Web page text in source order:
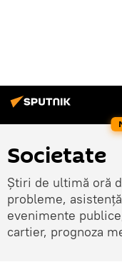
Societate
Știri de ultimă oră
probleme,
evenimente
cartier, prognoza